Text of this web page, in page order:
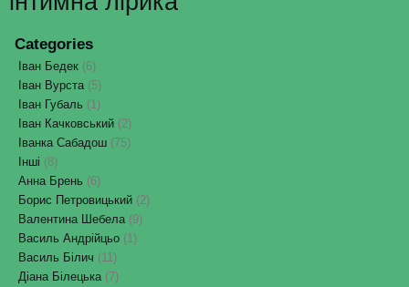
Categories
Іван Бедек (6)
Іван Вурста(5)
Іван Губаль (1)
Іван Качковський (2)
Іванка Сабадош (75)
Інші (8)
Анна Брень (6)
Борис Петровицький (2)
Валентина Шебела(9)
Василь Андрійцьо (1)
Василь Білич (11)
Діана Білецька(7)